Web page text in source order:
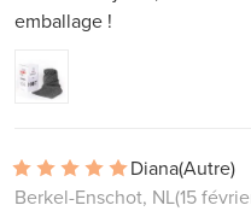
emballage !
Diana(Autre)
Berkel-Enschot, NL(15